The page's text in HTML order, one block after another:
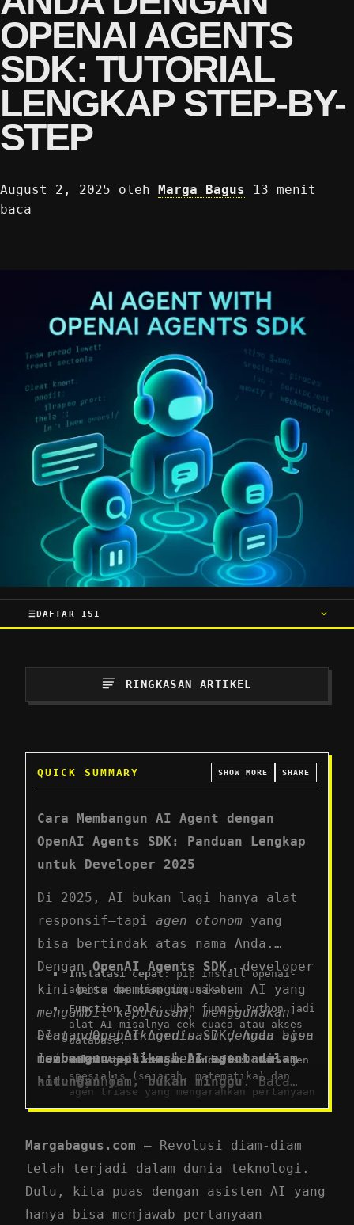
OPENAI AGENTS
SDK: TUTORIAL
LENGKAP STEP-BY-
STEP
August 2, 2025 oleh Marga Bagus
13 menit
baca
DAFTAR ISI
RINGKASAN ARTIKEL
QUICK SUMMARY SHOW MORE SHARE
Cara Membangun AI Agent dengan
OpenAI Agents SDK: Panduan Lengkap
untuk Developer 2025
Di 2025, AI bukan lagi hanya alat
responsif—tapi agen otonom yang
bisa bertindak atas nama Anda.
DenganOpenAI Agents SDK , developer
kini bisa membangun sistem AI yang
mengambil keputusan, menggunakan
alat, dan berkoordinasi dengan agen
lain—semua dalam beberapa baris
kode Python.
Instalasi cepat: pip install openai-
agents dan siap digunakan.
Function Tools: Ubah fungsi Python jadi
alat AI—misalnya cek cuaca atau akses
database.
Multi-Agent dengan Handoffs: Buat agen
spesialis (sejarah, matematika) dan
agen triase yang mengarahkan pertanyaan
ke yang tepat.
untuk hasil terstruktur (JSON) yang
Guardrails
: Tambahkan keamanan dengan
validasi input/output—misalnya deteksi
PR sekolah.
Dengan OpenAI Agents SDK, Anda bisa
membangun aplikasi AI agent dalam
hitungan jam, bukan minggu.Baca
panduan lengkapnya di sini.
Margabagus.com – Revolusi diam-diam
telah terjadi dalam dunia teknologi.
Dulu, kita puas dengan asisten AI yang
hanya bisa menjawab pertanyaan